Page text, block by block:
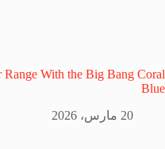
With the Big Bang Coral
Blue
20 مارس، 2026